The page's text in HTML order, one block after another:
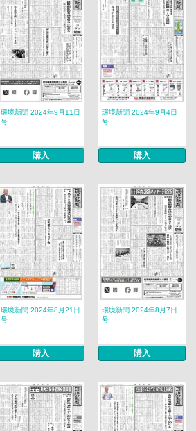
環境新聞 2024年9月11日
号
購入
環境新聞 2024年9月4日
号
購入
環境新聞 2024年8月21日
号
購入
環境新聞 2024年8月7日
号
購入